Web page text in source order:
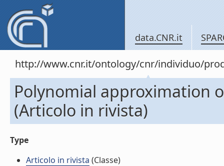
data.CNR.it
http://www.cnr.it/ontology/cnr/individuo/
Polynomial approximation
(Articolo in rivista)
Type
Articolo in rivista (Classe)